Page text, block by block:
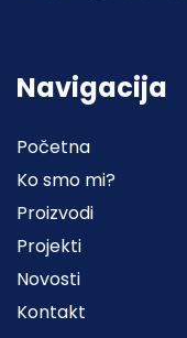
Navigacija
Početna
Ko smo mi?
Proizvodi
Projekti
Novosti
Kontakt